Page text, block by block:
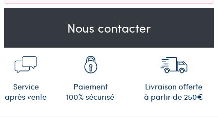
Nous contacter
Service
après vente
Paiement
100% sécurisé
Livraison offerte
à partir de 250€